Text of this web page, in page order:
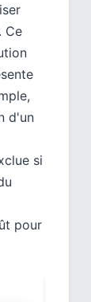
Ce
d'un
si
pour